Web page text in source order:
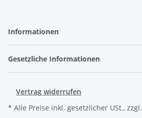
Informationen
Gesetzliche Informationen
Vertrag widerrufen
* Alle Preise inkl. gesetzlicher USt., zzgl.